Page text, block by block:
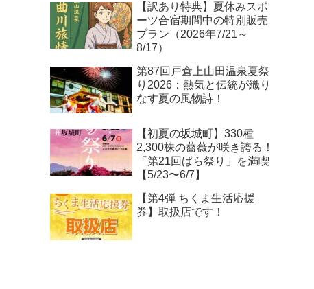
【訳あり特典】夏休みスポ
ーツ合宿期間中の特別販売
プラン（2026年7/21～
8/17）
第87回戸倉上山田温泉夏祭
り2026：熱気と伝統が織り
なす夏の風物詩！
【初夏の坂城町】330種
2,300株の薔薇が咲き誇る！
「第21回ばら祭り」を満喫
【5/23〜6/7】
【第4弾 ちくま生活応援
券】取扱店です！